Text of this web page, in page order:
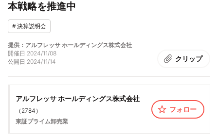
本戦略を推進中
#決算説明会
提供：アルフレッサ ホールディングス株式会社
開催日 2024/11/08
公開日 2024/11/14 クリップ
アルフレッサ ホールディングス株式会社
（ 2784 ）
東証プライム卸売業
フォロー